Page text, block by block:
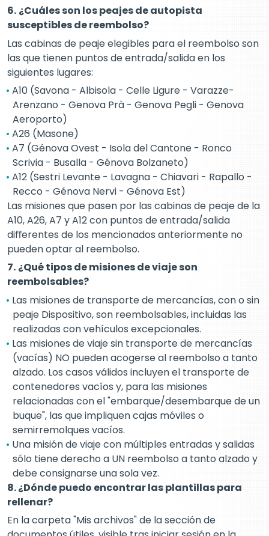
6. ¿Cuáles son los peajes de autopista
susceptibles de reembolso?
Las cabinas de peaje elegibles para el reembolso son
las que tienen puntos de entrada/salida en los
siguientes lugares:
A10 (Savona - Albisola - Celle Ligure - Varazze-
Arenzano - Genova Prà - Genova Pegli - Genova
Aeroporto)
A26 (Masone)
A7 (Génova Ovest - Isola del Cantone - Ronco
Scrivia - Busalla - Génova Bolzaneto)
A12 (Sestri Levante - Lavagna - Chiavari - Rapallo -
Recco - Génova Nervi - Génova Est)
Las misiones que pasen por las cabinas de peaje de la
A10, A26, A7 y A12 con puntos de entrada/salida
diﬀerentes de los mencionados anteriormente no
pueden optar al reembolso.
7. ¿Qué tipos de misiones de viaje son
reembolsables?
Las misiones de transporte de mercancías, con o sin
peaje Dispositivo, son reembolsables, incluidas las
realizadas con vehículos excepcionales.
Las misiones de viaje sin transporte de mercancías
(vacías) NO pueden acogerse al reembolso a tanto
alzado. Los casos válidos incluyen el transporte de
contenedores vacíos y, para las misiones
relacionadas con el "embarque/desembarque de un
buque", las que impliquen cajas móviles o
semirremolques vacíos.
Una misión de viaje con múltiples entradas y salidas
sólo tiene derecho a UN reembolso a tanto alzado y
debe consignarse una sola vez.
8. ¿Dónde puedo encontrar las plantillas para
rellenar?
En la carpeta "Mis archivos" de la sección de